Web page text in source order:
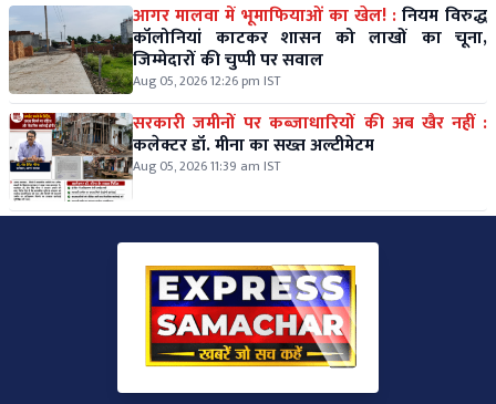
आगर मालवा में भूमाफियाओं का खेल! :नियम विरुद्ध
कॉलोनियां काटकर शासन को लाखों का चूना,
जिम्मेदारों की चुप्पी पर सवाल
Aug 05, 2026 12:26 pm IST
सरकारी जमीनों पर कब्जाधारियों की अब खैर नहीं :
कलेक्टर डॉ. मीना का सख्त अल्टीमेटम
Aug 05, 2026 11:39 am IST